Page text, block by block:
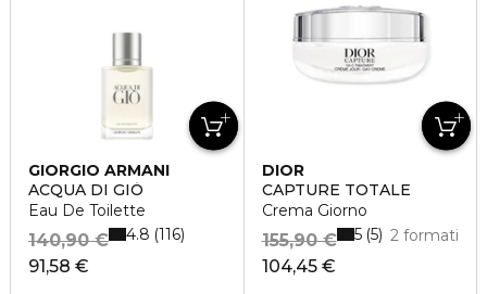
GIORGIO ARMANI
ACQUA DI GIÒ
Eau De Toilette
91,58 €
140,90 € 4.8 116
DIOR
CAPTURE TOTALE
Crema Giorno
104,45 €
155,90 € 2 formati
5 5